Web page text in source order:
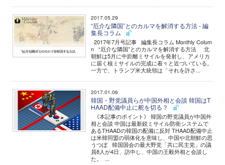
2017.05.29
“厄介な隣国”とのカルマを解消する方法 - 編
集長コラム
2017年7月号記事 編集長コラム Monthly Colum
n “厄介な隣国”とのカルマを解消する方法 北
朝鮮は5月に中距離ミサイルを発射し、アメリカ
に届く核ミサイルの完成に着々と近づいている。
一方で、トランプ米大統領は「それを許さ...
2017.01.06
韓国・野党議員らが中国外相と会談 韓国はT
HAAD配備中止に舵を切る？
《本記事のポイント》 韓国の野党議員が中国外
相と会談 中国は最新鋭ミサイル防衛システムで
あるTHAADの韓国の配備に反対 THAAD配備中止
は米韓同盟の弱体化を意味し、中国や北朝鮮の思
うつぼ 韓国国会の最大野党「共に民主党」の議
員8人が4日、訪中し、中国の王毅外相と会談し
た。 ...